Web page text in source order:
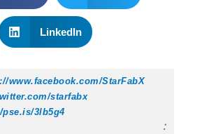
LinkedIn
www.facebook.com/StarFabX
starfabx
3lb5g4
：